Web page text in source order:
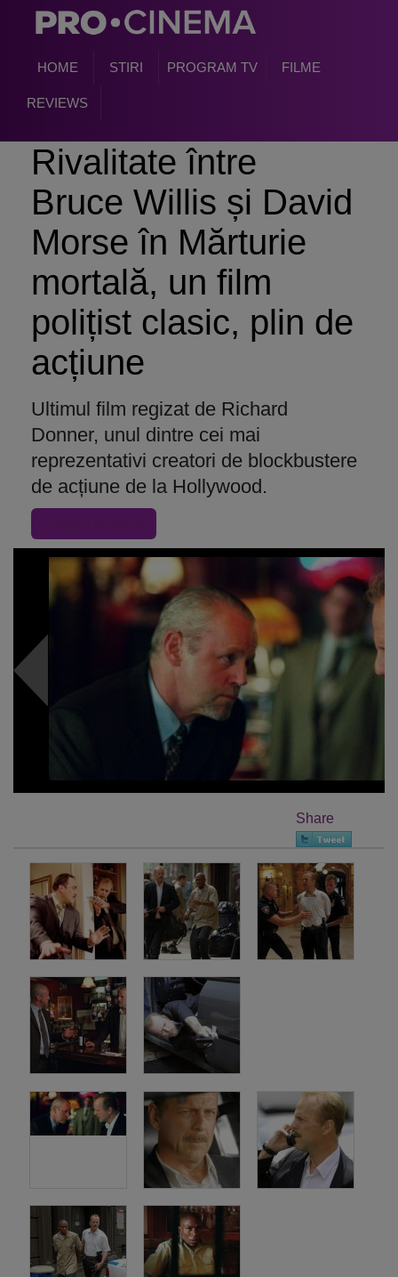
HOME STIRI PROGRAM TV FILME
REVIEWS
Rivalitate între
Bruce Willis și David
Morse în Mărturie
mortală, un film
polițist clasic, plin de
acțiune
Ultimul film regizat de Richard
Donner, unul dintre cei mai
reprezentativi creatori de blockbustere
de acțiune de la Hollywood.
Share